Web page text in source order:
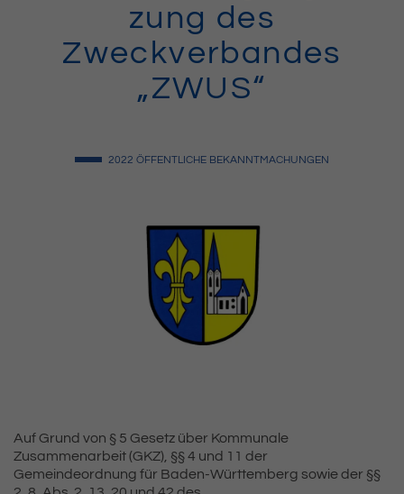
zung des
Zweckverbandes
„ZWUS“
2022 ÖFFENTLICHE BEKANNTMACHUNGEN
Auf Grund von § 5 Gesetz über Kommunale
Zusammenarbeit (GKZ), §§ 4 und 11 der
Gemeindeordnung für Baden-Württemberg sowie der §§